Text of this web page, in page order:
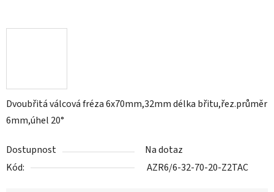
Dvoubřitá válcová fréza 6x70mm,32mm délka břitu,řez.průměr
6mm,úhel 20°
Dostupnost
Na dotaz
Kód:
AZR6/6-32-70-20-Z2TAC